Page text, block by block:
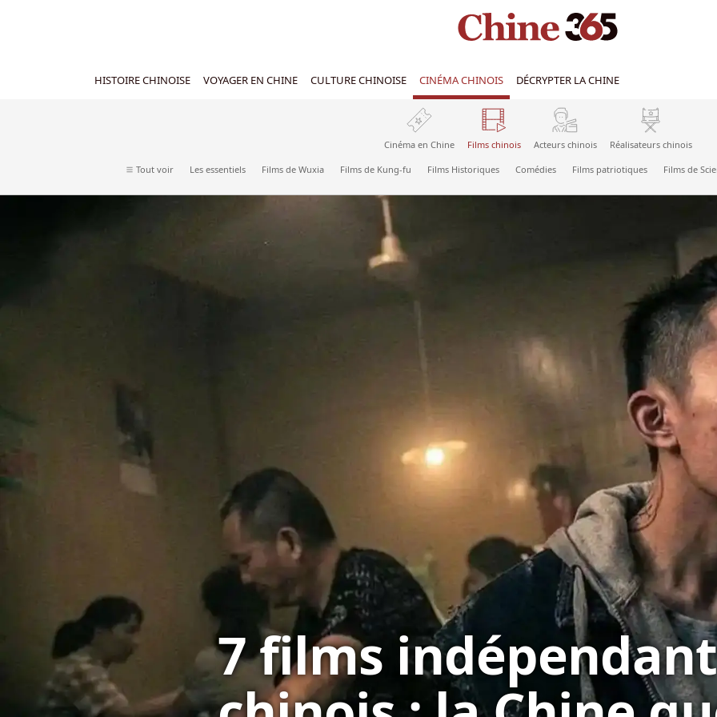
HISTOIRE CHINOISE VOYAGER EN CHINE CULTURE CHINOISE CINÉMA CHINOIS DÉCRYPTER LA CHINE
Cinéma en Chine Films chinois Acteurs chinois Réalisateurs chinois
Tout voir Les essentiels Films de Wuxia Films de Kung-fu Films Historiques Comédies Films patriotiques Films de
7 films